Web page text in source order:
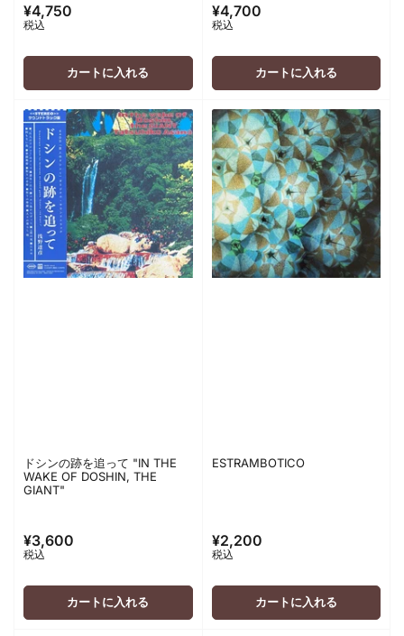
通
常
価
¥4,750
税込
カートに入れる
通
常
価
¥4,700
税込
カートに入れる
ドシンの跡を追って "IN THE
WAKE OF DOSHIN, THE
GIANT"
通
常
価
¥3,600
税込
カートに入れる
ESTRAMBOTICO
通
常
価
¥2,200
税込
カートに入れる